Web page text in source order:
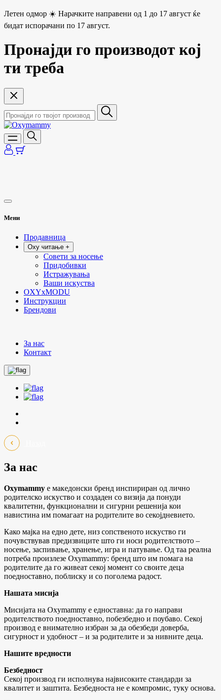
Летен одмор ☀️ Нарачките направени од 1 до 17 август ќе
бидат испорачани по 17 август.
Пронајди го производот кој
ти треба
Мени
Продавница
Oxy читање +
Совети за носење
Придобивки
Истражувања
Ваши искуства
OXYxMODU
Инструкции
Брендови
За нас
Контакт
За нас
Oxymammy е македонски бренд инспириран од лично
родителско искуство и создаден со визија да понуди
квалитетни, функционални и сигурни решенија кои
навистина им помагаат на родителите во секојдневието.
Како мајка на едно дете, низ сопственото искуство ги
почувствував предизвиците што ги носи родителството –
носење, заспивање, хранење, игра и патување. Од таа реална
потреба произлезе Oxymammy: бренд што им помага на
родителите да го живеат секој момент со своите деца
поедноставно, поблиску и со поголема радост.
Нашата мисија
Мисијата на Oxymammy е едноставна: да го направи
родителството поедноставно, побезбедно и поубаво. Секој
производ е внимателно избран за да обезбеди доверба,
сигурност и удобност – и за родителите и за нивните деца.
Нашите вредности
Безбедност
Секој производ ги исполнува највисоките стандарди за
квалитет и заштита. Безбедноста не е компромис, туку основа.